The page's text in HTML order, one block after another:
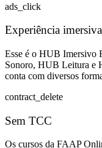
ads_click
Experiência imersiva
Esse é o HUB Imersivo
Sonoro, HUB Leitura e
conta com diversos
contract_delete
Sem TCC
Os cursos da FAAP